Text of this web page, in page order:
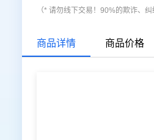
（* 请勿线下交易！90%的欺诈、
商品详情 商品价格